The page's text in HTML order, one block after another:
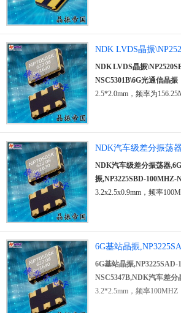
信时序长期精准稳定.低损
整机功耗,延长远端物联网
出避免射频链路互相干扰,
稳定性.器件耐受标准无铅
厂经过温循,振动可靠性老
NDK LVDS晶振
NSC5301B\6G光通信
NDK LVDS晶振
NSC5301B\6G光通信晶振
2.5*2.0mm，频率为
SPXO差分晶体振荡器，
压差分晶振，低损耗差分
晶振，低相噪差分晶振，
功耗差分振荡器，高品质
分振荡器，有源差分晶振
特点，适用于范围广泛，
通信、光收发器，WDM设
等领域。NDK LVDS
\NP2520SB-
NSC5301B\6G
NDK汽车级差分振荡
振,NP3225SBD-
NDK汽车级差分振荡器
振,NP3225SBD-100MHZ-
3.2x2.5x0.9mm，频率
有源差分晶振，低电压差
分晶振，低相位差分晶振
太网差分晶振，基站差分
晶振，汽车音响差分晶振
光通讯差分信号输出LVDS
6G基站晶振
NSC5347B,NDK汽车
6G基站晶振,NP3225SAD-
NSC5347B,NDK汽车差分
3.2*2.5mm，频率100MHZ